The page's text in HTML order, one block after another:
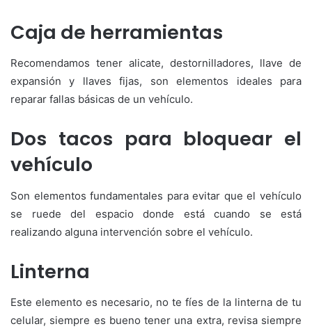
Caja de herramientas
Recomendamos tener alicate, destornilladores, llave de
expansión y llaves fijas, son elementos ideales para
reparar fallas básicas de un vehículo.
Dos tacos para bloquear el
vehículo
Son elementos fundamentales para evitar que el vehículo
se ruede del espacio donde está cuando se está
realizando alguna intervención sobre el vehículo.
Linterna
Este elemento es necesario, no te fíes de la linterna de tu
celular, siempre es bueno tener una extra, revisa siempre